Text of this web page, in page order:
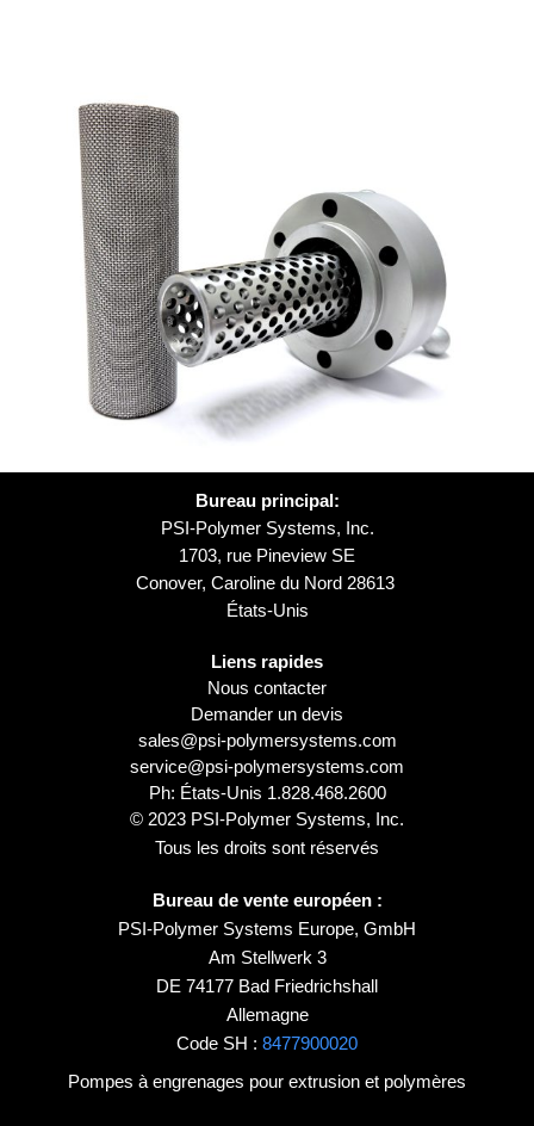
Bureau principal:
PSI-Polymer Systems, Inc.
1703, rue Pineview SE
Conover, Caroline du Nord 28613
États-Unis
Liens rapides
Nous contacter
Demander un devis
sales@psi-polymersystems.com
service@psi-polymersystems.com
Ph: États-Unis 1.828.468.2600
© 2023 PSI-Polymer Systems, Inc.
Tous les droits sont réservés
Bureau de vente européen :
PSI-Polymer Systems Europe, GmbH
Am Stellwerk 3
DE 74177 Bad Friedrichshall
Allemagne
Code SH : 8477900020
Pompes à engrenages pour extrusion et polymères